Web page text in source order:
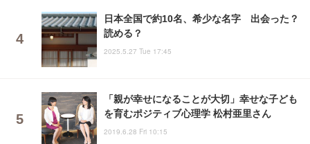
日本全国で約10名、希少な名字 出会った？
読める？
2025.5.27 Tue 17:45
「親が幸せになることが大切」幸せな子ども
を育むポジティブ心理学 松村亜里さん
2019.6.28 Fri 10:15